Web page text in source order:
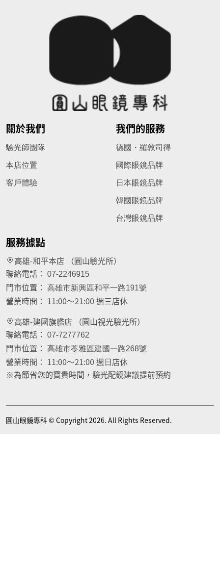
關於我們
驗光師團隊
本店位置
客戶體驗
我們的服務
德國・羅敦司得
國際眼鏡品牌
日本眼鏡品牌
韓國眼鏡品牌
台灣眼鏡品牌
服務據點
高雄-和平本店 （圓山驗光所）
聯絡電話：
07-2246915
門市位置： 高雄市新興區和平一路191號
營業時間： 11:00～21:00 週三店休
高雄-建國旗艦店 （圓山視光驗光所）
聯絡電話：
07-7277762
門市位置： 高雄市苓雅區建國一路268號
營業時間： 11:00～21:00 週日店休
※為節省您的寶貴時間，驗光配鏡建議提前預約
圓山眼鏡專科 © Copyright2026. All Rights Reserved.